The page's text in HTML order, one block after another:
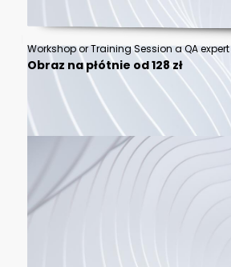
Obraz na płótnie od 128 zł